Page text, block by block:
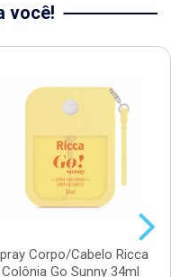
você!
Corpo/Cabelo Ricca
Colônia Go Sunny 34ml